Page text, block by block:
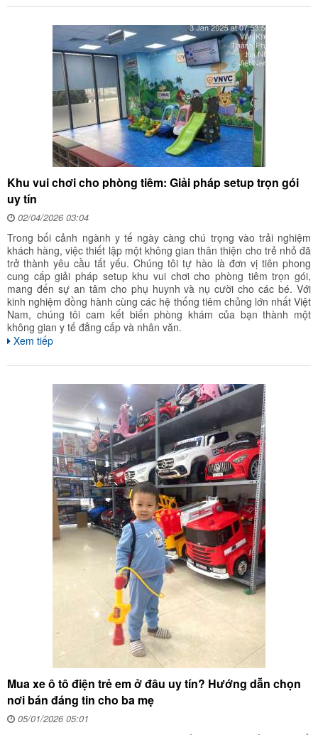
Khu vui chơi cho phòng tiêm: Giải pháp setup trọn gói
uy tín
02/04/2026 03:04
Trong bối cảnh ngành y tế ngày càng chú trọng vào trải nghiệm
khách hàng, việc thiết lập một không gian thân thiện cho trẻ nhỏ đã
trở thành yêu cầu tất yếu. Chúng tôi tự hào là đơn vị tiên phong
cung cấp giải pháp setup khu vui chơi cho phòng tiêm trọn gói,
mang đến sự an tâm cho phụ huynh và nụ cười cho các bé. Với
kinh nghiệm đồng hành cùng các hệ thống tiêm chủng lớn nhất Việt
Nam, chúng tôi cam kết biến phòng khám của bạn thành một
không gian y tế đẳng cấp và nhân văn.
Xem tiếp
Mua xe ô tô điện trẻ em ở đâu uy tín? Hướng dẫn chọn
nơi bán đáng tin cho ba mẹ
05/01/2026 05:01